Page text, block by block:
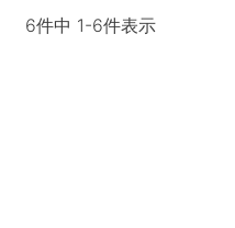
6件中 1-6件表示